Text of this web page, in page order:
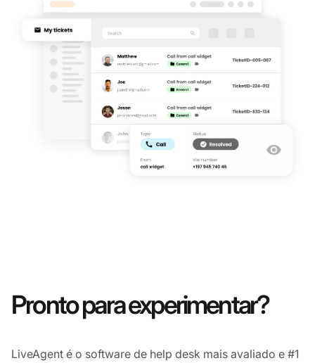
Pronto para experimentar?
LiveAgent é o software de help desk mais avaliado e #1